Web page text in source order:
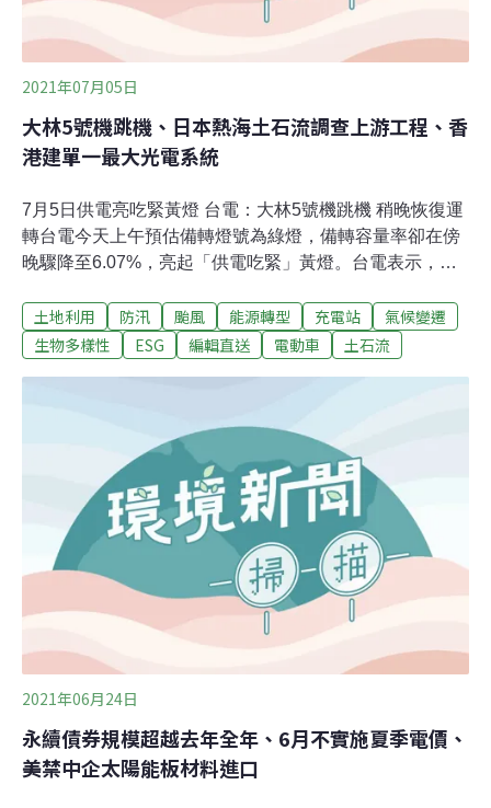
2021年07月05日
大林5號機跳機、日本熱海土石流調查上游工程、香
港建單一最大光電系統
7月5日供電亮吃緊黃燈 台電：大林5號機跳機 稍晚恢復運
轉台電今天上午預估備轉燈號為綠燈，備轉容量率卻在傍
晚驟降至6.07%，亮起「供電吃緊」黃燈。台電表示，因
致電力缺口；大林5號機經檢修後，研判稍晚即可回歸供
電。根據台電未來一週電力供需預測，明天至9日的備轉
部今天晚間表示，部長王美花1日與澳洲貿易觀光暨投資
部長特漢（Dan Tehan）視訊，雙方就國際經貿情勢、能
源、生技、雙邊貿易與投資關係等交換意見；王美花接受
特漢邀請，出席澳洲辦事處7月29日舉辦的氫能研討會。
（中央社報導）
土地利用 防汛 颱風 能源轉型 充電站
氣候變遷
生物多樣性
ESG 編輯直送 電動車 土石流
2021年06月24日
永續債券規模超越去年全年、6月不實施夏季電價、
美禁中企太陽能板材料進口